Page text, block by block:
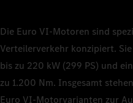
Die Euro VI‑Motoren sind
Verteilerverkehr konzipiert.
bis zu 220 kW (299 PS) und
zu 1.200 Nm. Insgesamt
Euro VI‑Motorvarianten zur